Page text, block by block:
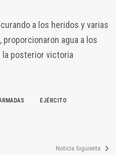
a los heridos y varias
proporcionaron agua a los
la posterior victoria
EJÉRCITO
Noticia Siguiente